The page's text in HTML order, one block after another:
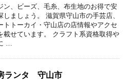
ン、ビーズ、毛糸、布生地のお得で安
しましょう。 滋賀県守山市の手芸店、
トトーカイ・守山店の店情報やアクセ
載せています。 クラフト系資格取得や
…
ランタ 守山市